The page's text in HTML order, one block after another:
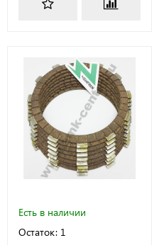
Есть в наличии
Остаток: 1